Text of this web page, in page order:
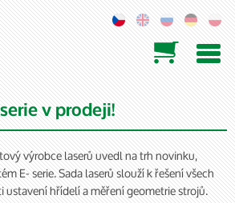

v prodeji!
výrobce laserů uvedl na trh novinku,
E- serie. Sada laserů slouží k řešení všech
hřídelí a měření geometrie strojů.